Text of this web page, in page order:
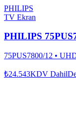
PHILIPS
TV Ekran
PHILIPS
75PUS7800/12 •
₺24.543KDV Dahil